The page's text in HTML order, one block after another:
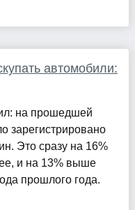
автомобили:
на прошедшей
зарегистрировано
Это сразу на 16%
и на 13% выше
прошлого года.